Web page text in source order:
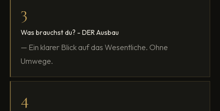
3
Was brauchst du? - DER Ausbau
— Ein klarer Blick auf das Wesentliche. Ohne
Umwege.
4